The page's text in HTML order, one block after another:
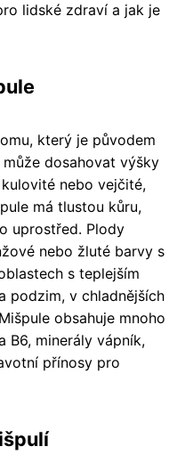
lidské zdraví a jak je
který je původem
dosahovat výšky
nebo vejčité,
má tlustou kůru,
uprostřed. Plody
nebo žluté barvy s
s teplejším
podzim, v chladnějších
obsahuje mnoho
B6, minerály vápník,
přínosy pro